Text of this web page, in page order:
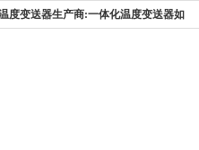
度变送器生产商:一体化温度变送器如